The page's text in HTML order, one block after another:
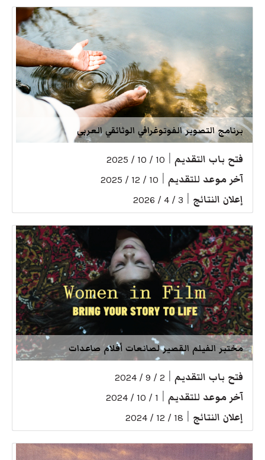
برنامج التصوير الفوتوغرافي الوثائقي العربي
فتح باب التقديم 10 / 10 / 2025
آخر موعد للتقديم 10 / 12 / 2025
إعلان النتائج 3 / 4 / 2026
مختبر الفيلم القصير لصانعات أفلام صاعدات
فتح باب التقديم 2 / 9 / 2024
آخر موعد للتقديم 1 / 10 / 2024
إعلان النتائج 18 / 12 / 2024